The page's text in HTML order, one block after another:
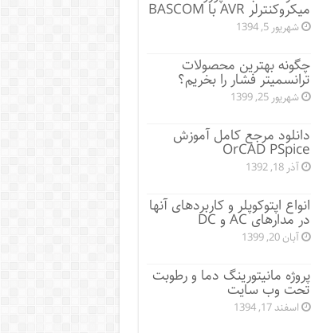
میکروکنترلر AVR با BASCOM
شهریور 5, 1394
چگونه بهترین محصولات
ترانسمیتر فشار را بخریم؟
شهریور 25, 1399
دانلود مرجع کامل آموزش
OrCAD PSpice
آذر 18, 1392
انواع اپتوکوپلر و کاربردهای آنها
در مدارهای AC و DC
آبان 20, 1399
پروژه مانيتورينگ دما و رطوبت
تحت وب سایت
اسفند 17, 1394